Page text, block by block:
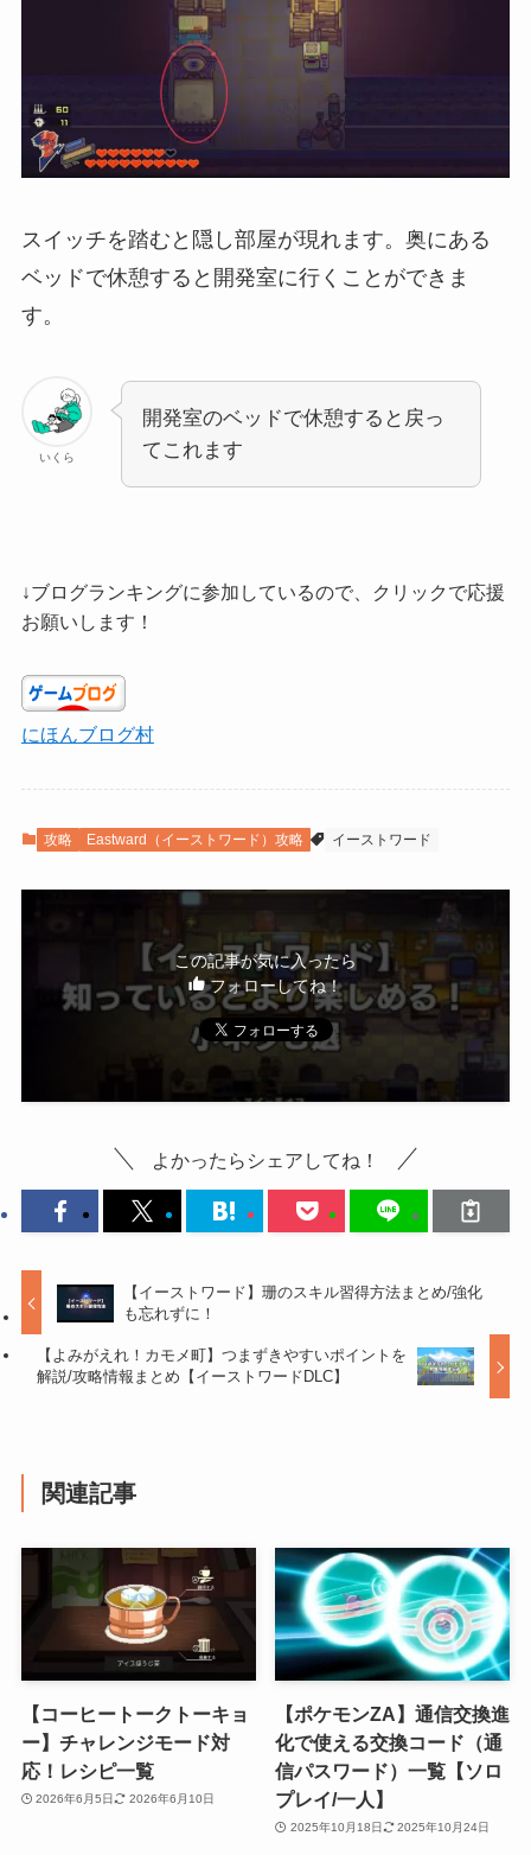
スイッチを踏むと隠し部屋が現れます。 奥にある
ベッドで休憩する と開発室に行くことができま
す。
いくら
開発室のベッドで休憩すると戻っ
てこれます
↓ブログランキングに参加しているので、クリックで応援
お願いします！
にほんブログ村
攻略 Eastward（イーストワード）攻略 イーストワード
この記事が気に入ったら
フォローしてね！
よかったらシェアしてね！
【イーストワード】珊のスキル習得方法まとめ/強化
も忘れずに！
【よみがえれ！カモメ町】つまずきやすいポイントを
解説/攻略情報まとめ【イーストワードDLC】
関連記事
【コーヒートークトーキョ
ー】チャレンジモード対
応！レシピ一覧
2026年6月5日 2026年6月10日
【ポケモンZA】通信交換進
化で使える交換コード（通
信パスワード）一覧【ソロ
プレイ/一人】
2025年10月18日 2025年10月24日